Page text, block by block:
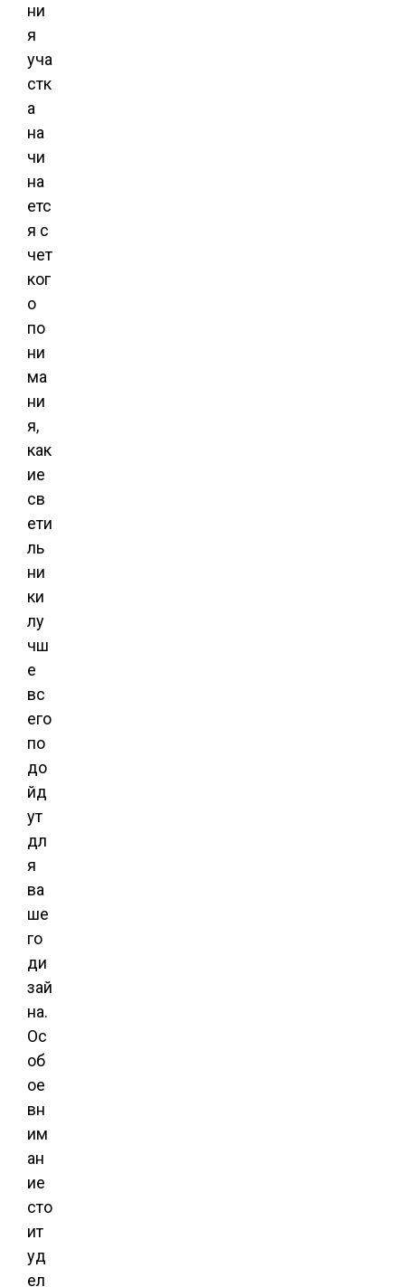
ни
я
уча
стк
а
на
чи
на
етс
я с
чет
ког
о
по
ни
ма
ни
я,
как
ие
св
ети
ль
ни
ки
лу
чш
е
вс
его
по
до
йд
ут
дл
я
ва
ше
го
ди
зай
на.
Ос
об
ое
вн
им
ан
ие
сто
ит
уд
ел